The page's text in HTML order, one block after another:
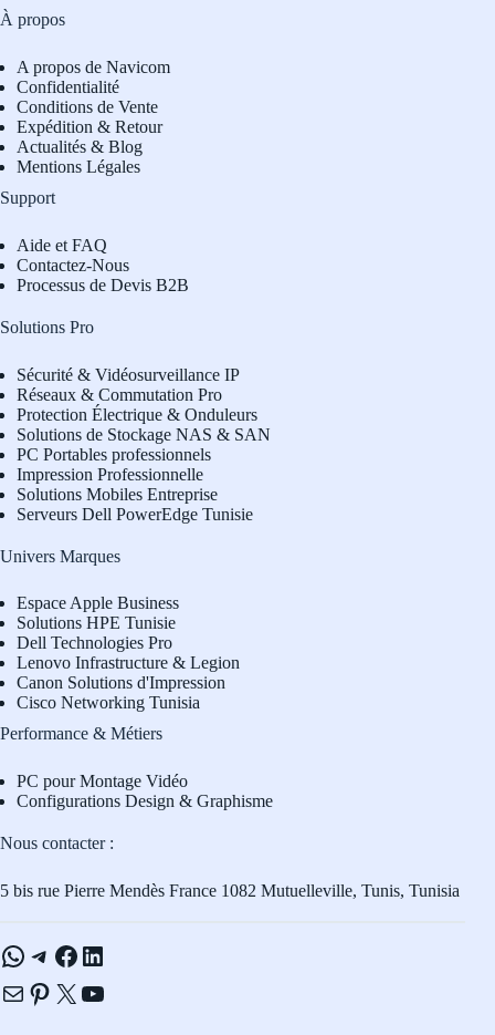
À propos
A propos de Navicom
Confidentialité
Conditions de Vente
Expédition & Retour
Actualités & Blog
Mentions Légales
Support
Aide et FAQ
Contactez-Nous
Processus de Devis B2B
Solutions Pro
Sécurité & Vidéosurveillance IP
Réseaux & Commutation Pro
Protection Électrique & Onduleurs
Solutions de Stockage NAS & SAN
PC Portables professionnels
Impression Professionnelle
Solutions Mobiles Entreprise
Serveurs Dell PowerEdge Tunisie
Univers Marques
Espace Apple Business
Solutions HPE Tunisie
Dell Technologies Pro
Lenovo Infrastructure & Legion
Canon Solutions d'Impression
Cisco Networking Tunisia
Performance & Métiers
PC pour Montage Vidéo
Configurations Design & Graphisme
Nous contacter :
5 bis rue Pierre Mendès France 1082 Mutuelleville, Tunis, Tunisia
WhatsApp
Telegram
Facebook
LinkedIn
E-mailPinterest
X YouTube